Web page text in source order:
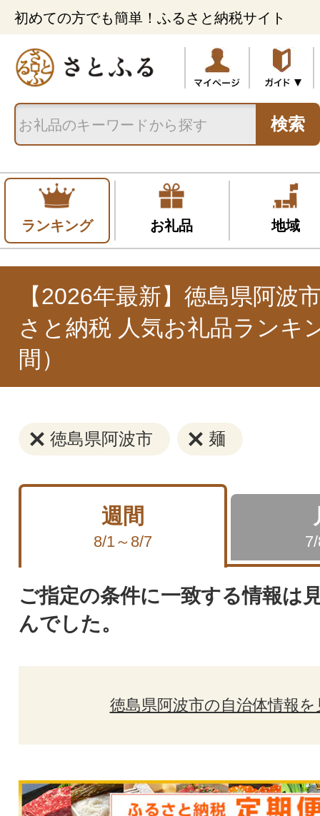
初めての方でも簡単！ふるさと納税サイト
検索
ランキング お礼品 地域
【2026年最新】徳島県阿波
さと納税 人気お礼品ランキ
間）
徳島県阿波市 麺
週間
8/1～8/7
ご指定の条件に一致する情報は
んでした。
徳島県阿波市の自治体情報を